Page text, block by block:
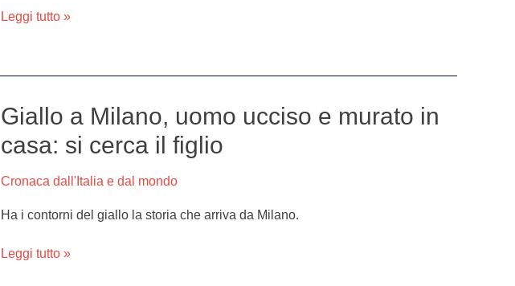
per
Pietropaolo
Leggi tutto »
Giallo a Milano, uomo ucciso e murato in
casa: si cerca il figlio
Cronaca dall'Italia e dal mondo
Ha i contorni del giallo la storia che arriva da Milano.
Giallo
Milano,
ucciso
e
in
casa:
Leggi tutto »